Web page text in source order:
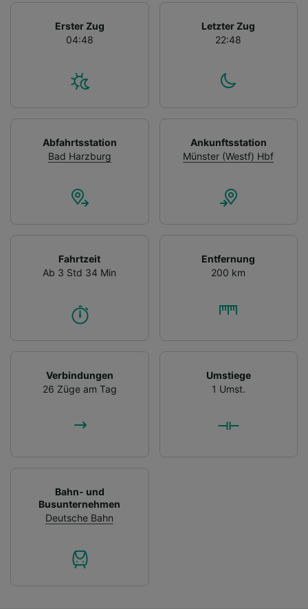
Erster Zug
04:48
Letzter Zug
22:48
Abfahrtsstation
Bad Harzburg
Ankunftsstation
Münster (Westf) Hbf
Fahrtzeit
Ab 3 Std 34 Min
Entfernung
200 km
Verbindungen
26 Züge am Tag
Umstiege
1 Umst.
Bahn- und
Busunternehmen
Deutsche Bahn